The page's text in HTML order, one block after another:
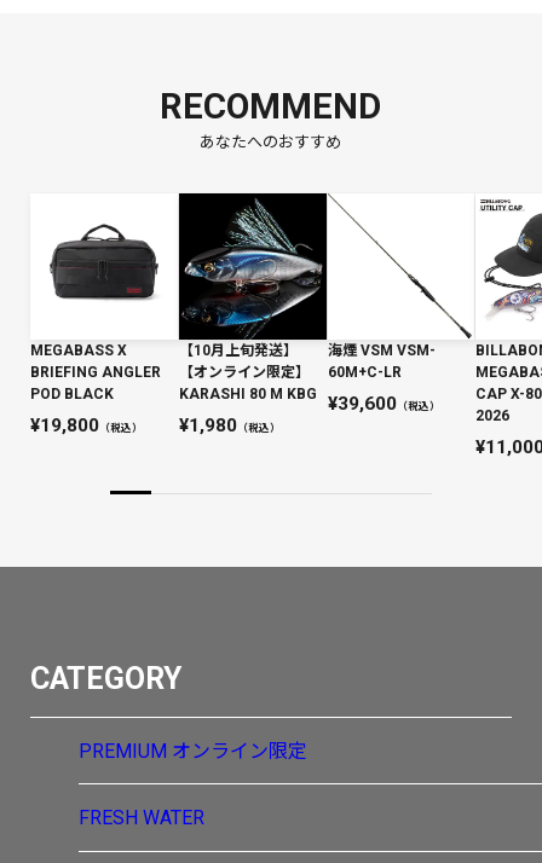
RECOMMEND
あなたへのおすすめ
MEGABASS X
BRIEFING ANGLER
POD BLACK
19,800 （税込）
【10月上旬発送】
【オンライン限定】
KARASHI 80 M KBG
1,980（税込）
海煙 VSM VSM-
60M+C-LR
39,600（税込）
CAP X-
2026
CATEGORY
PREMIUM オンライン限定
FRESH WATER